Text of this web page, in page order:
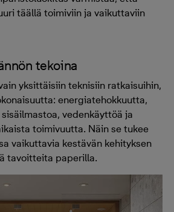
täällä toimiviin ja vaikuttaviin
tekoina
yksittäisiin teknisiin ratkaisuihin,
energiatehokkuutta,
vedenkäyttöä ja
toimivuutta. Näin se tukee
vaikuttavia kestävän kehityksen
tavoitteita paperilla.